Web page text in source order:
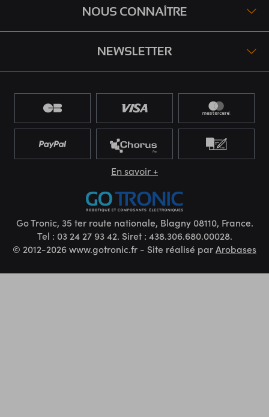
NOUS CONNAÎTRE
NEWSLETTER
En savoir +
Go Tronic, 35 ter route nationale, Blagny 08110, France.
Tel : 03 24 27 93 42. Siret : 438.306.680.00028.
© 2012-2026 www.gotronic.fr - Site réalisé parArobases